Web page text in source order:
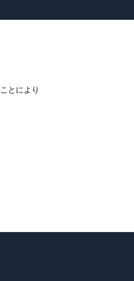
とにより